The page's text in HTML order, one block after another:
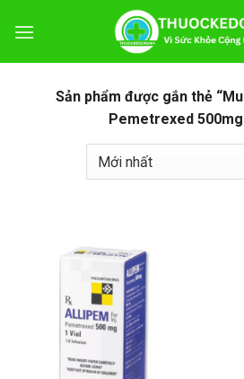
đến
Sản phẩm được gắn thẻ
Pemetrexed 500mg